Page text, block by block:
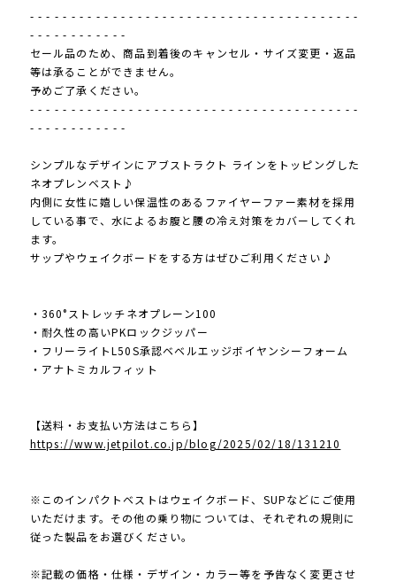
- - - - - - - - - - - - - - - - - - - - - - - - - - - - - - - - - - - - - - - -
- - - - - - - - - - - -
セール品のため、商品到着後のキャンセル・サイズ変更・返品
等は承ることができません。
予めご了承ください。
- - - - - - - - - - - - - - - - - - - - - - - - - - - - - - - - - - - - - - - -
- - - - - - - - - - - -
シンプルなデザインにアブストラクト ラインをトッピングした
ネオプレンベスト♪
内側に女性に嬉しい保温性のあるファイヤーファー素材を採用
している事で、水によるお腹と腰の冷え対策をカバーしてくれ
ます。
サップやウェイクボードをする方はぜひご利用ください♪
・360°ストレッチネオプレーン100
・耐久性の高いPKロックジッパー
・フリーライトL50S承認ベベルエッジボイヤンシーフォーム
・アナトミカルフィット
【送料・お支払い方法はこちら】
https://www.jetpilot.co.jp/blog/2025/02/18/131210
※このインパクトベストはウェイクボード、SUPなどにご使用
いただけます。その他の乗り物については、それぞれの規則に
従った製品をお選びください。
※記載の価格・仕様・デザイン・カラー等を予告なく変更させ